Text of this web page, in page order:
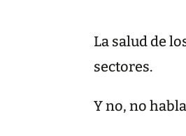
La salud de
sectores.
Y no, no